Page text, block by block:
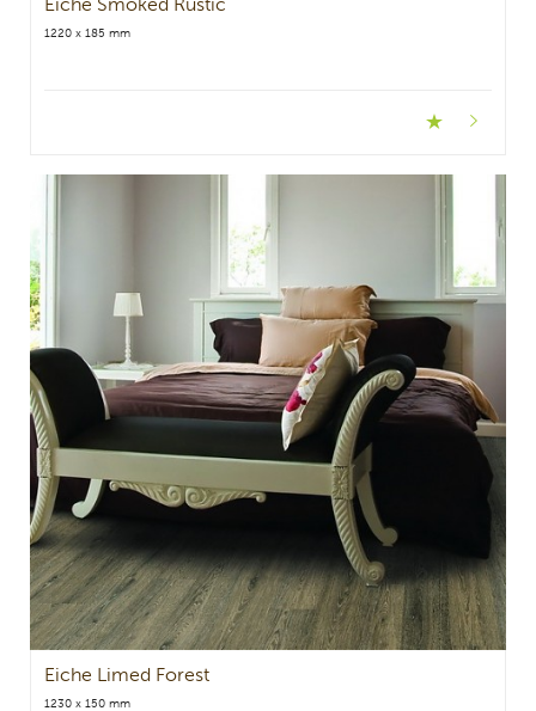
1220 x 185 mm
Eiche Limed Forest
1230 x 150 mm